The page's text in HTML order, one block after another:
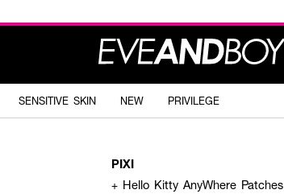
SENSITIVE SKIN NEW PRIVILEGE
PIXI
+ Hello Kitty AnyWhere Patches